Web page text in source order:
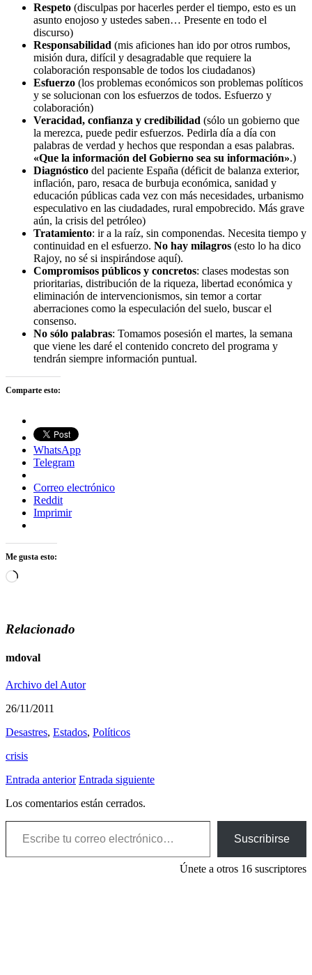
Respeto (disculpas por hacerles perder el tiempo, esto es un
asunto enojoso y ustedes saben… Presente en todo el
discurso)
Responsabilidad (mis aficiones han ido por otros rumbos,
misión dura, difícil y desagradable que requiere la
colaboración responsable de todos los ciudadanos)
Esfuerzo (los problemas económicos son problemas políticos
y se solucionan con los esfuerzos de todos. Esfuerzo y
colaboración)
Veracidad, confianza y credibilidad (sólo un gobierno que
la merezca, puede pedir esfuerzos. Pedirla día a día con
palabras de verdad y hechos que respondan a esas palabras.
«Que la información del Gobierno sea su información».)
Diagnóstico del paciente España (déficit de balanza exterior,
inflación, paro, resaca de burbuja económica, sanidad y
educación públicas cada vez con más necesidades, urbanismo
especulativo en las ciudadades, rural empobrecido. Más grave
aún, la crisis del petróleo)
Tratamiento: ir a la raíz, sin componendas. Necesita tiempo y
continuidad en el esfuerzo. No hay milagros (esto lo ha dico
Rajoy, no sé si inspirándose aquí).
Compromisos públicos y concretos: clases modestas son
prioritarias, distribución de la riqueza, libertad económica y
eliminación de intervencionismos, sin temor a cortar
aberraciones como la especulación del suelo, buscar el
consenso.
No sólo palabras: Tomamos posesión el martes, la semana
que viene les daré el contenido concreto del programa y
tendrán siempre información puntual.
Comparte esto:
WhatsApp
Telegram
Correo electrónico
Reddit
Imprimir
Me gusta esto:
Cargando...
Relacionado
mdoval
Archivo del Autor
26/11/2011
Desastres, Estados, Polí­ticos
crisis
Entrada anterior Entrada siguiente
Los comentarios están cerrados.
Escribe tu correo electrónico…
Suscribirse
Únete a otros 16 suscriptores